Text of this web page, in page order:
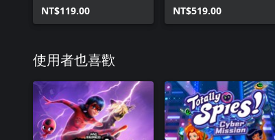
畫系列包
NT$119.00
NT$519.00
使用者也喜歡